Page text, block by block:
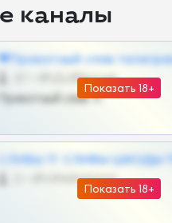
каналы
Показать 18+
❤Приватный слив
@SZu3ll3sCatt_bot
Приватный слив тг
Показать 18+
СЛИВЫ ТГ СЛИВЫ ШКОДЫ ТГ
@VIPARHIVS55BOT